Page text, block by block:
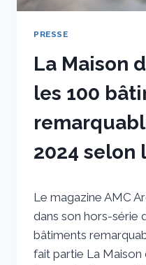
PRESSE
La Maison
les 100
2024 selon
sstradiotto
Le magazine AMC
dans son hors-série
bâtiments
fait partie La Maison